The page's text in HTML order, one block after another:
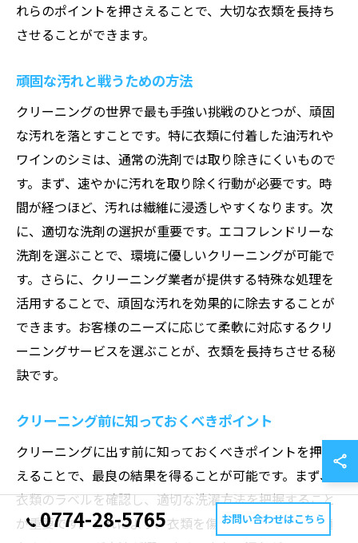
れらのポイントを押さえることで、大切な衣類を長持ち
させることができます。
頑固な汚れと戦うための方法
クリーニングの世界で最も手強い挑戦のひとつが、頑固
な汚れを落とすことです。特に衣類に付着した油汚れや
ワインのシミは、通常の洗剤では取り除きにくいもので
す。まず、速やかに汚れを取り除く行動が必要です。時
間が経つほど、汚れは繊維に浸透しやすくなります。次
に、適切な洗剤の選択が重要です。エコフレンドリーな
洗剤を選ぶことで、環境に優しいクリーニングが可能で
す。さらに、クリーニング業者が提供する特殊な処理を
活用することで、頑固な汚れを効果的に除去することが
できます。お客様のニーズに応じて柔軟に対応するクリ
ーニングサービスを選ぶことが、衣類を長持ちさせる秘
訣です。
クリーニング前に知っておくべきポイント
クリーニングに出す前に知っておくべきポイントを押さ
えることで、最良の結果を得ることが可能です。まず、
衣類のラベルを確認し、適切な洗濯方法を把握すること
が重要です。これにより、衣類を傷めることなく、最適
0774-28-5765 お問い合わせはこちら